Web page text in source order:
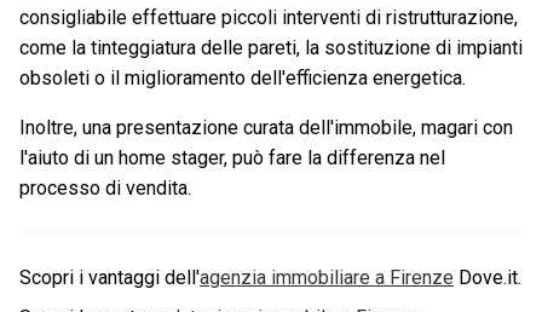
consigliabile effettuare piccoli interventi di ristrutturazione,
come la tinteggiatura delle pareti, la sostituzione di impianti
obsoleti o il miglioramento dell'efficienza energetica.
Inoltre, una presentazione curata dell'immobile, magari con
l'aiuto di un home stager, può fare la differenza nel
processo di vendita.
Scopri i vantaggi dell'agenzia immobiliare a Firenze Dove.it.